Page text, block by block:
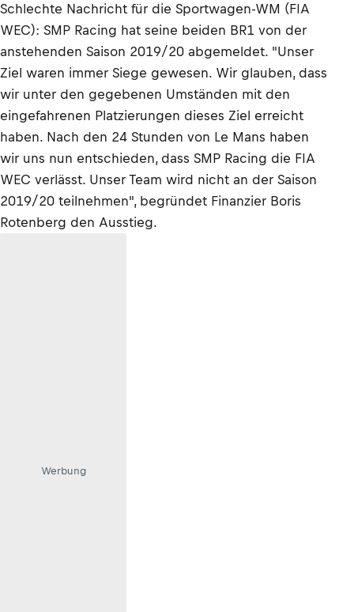
Schlechte Nachricht für die Sportwagen-WM (FIA
WEC): SMP Racing hat seine beiden BR1 von der
anstehenden Saison 2019/20 abgemeldet. "Unser
Ziel waren immer Siege gewesen. Wir glauben, dass
wir unter den gegebenen Umständen mit den
eingefahrenen Platzierungen dieses Ziel erreicht
haben. Nach den 24 Stunden von Le Mans haben
wir uns nun entschieden, dass SMP Racing die FIA
WEC verlässt. Unser Team wird nicht an der Saison
2019/20 teilnehmen", begründet Finanzier Boris
Rotenberg den Ausstieg.
Werbung